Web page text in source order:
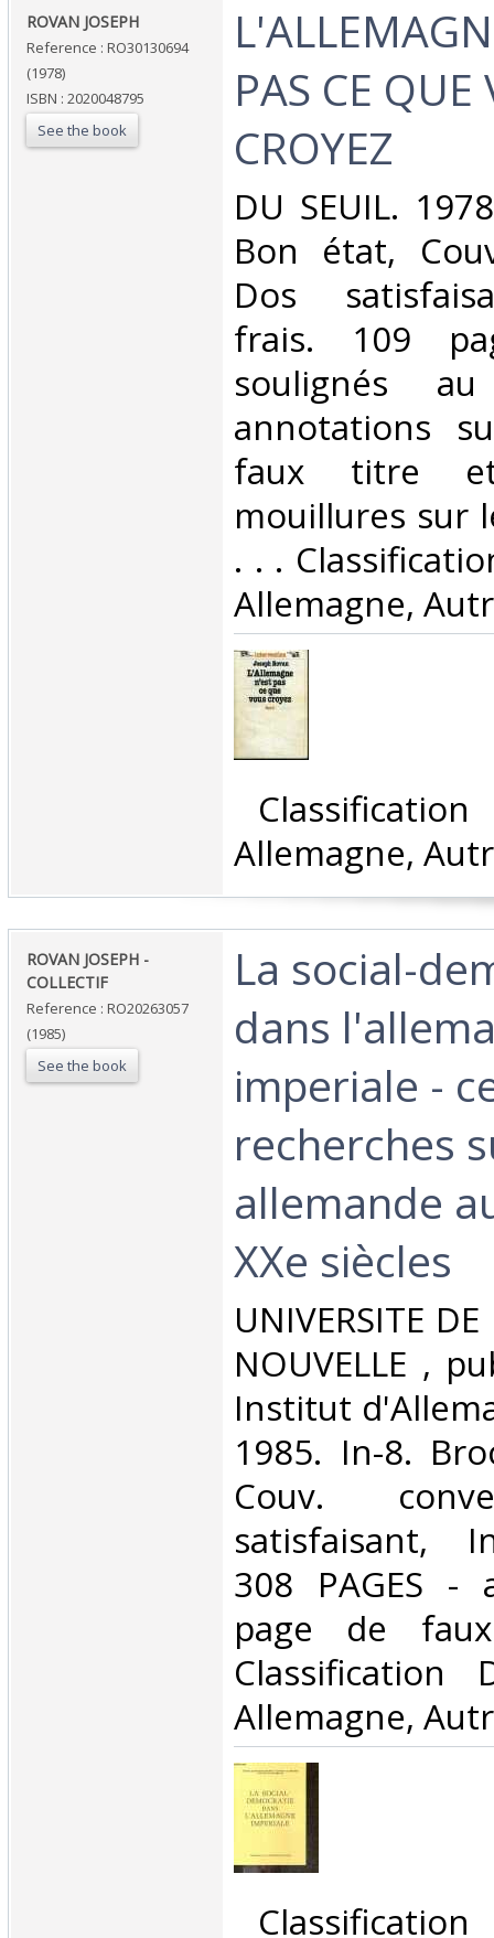
‎ROVAN JOSEPH‎
Reference : RO30130694
(1978)
ISBN : 2020048795
See the book
PAS CE QUE
CROYEZ‎
‎DU SEUIL.
Bon état,
Dos
frais. 109
soulignés
annotations
faux titre
mouillures sur
. . .
Allemagne,
Allemagne,
‎ROVAN JOSEPH -
COLLECTIF‎
Reference : RO20263057
(1985)
See the book
‎La social-
dans
imperiale -
recherches
allemande
XXe siècles‎
‎UNIVERSITE
NOUVELLE ,
Institut
1985. In-8.
Couv.
satisfaisant,
308 PAGES -
page de
Classification
Allemagne,